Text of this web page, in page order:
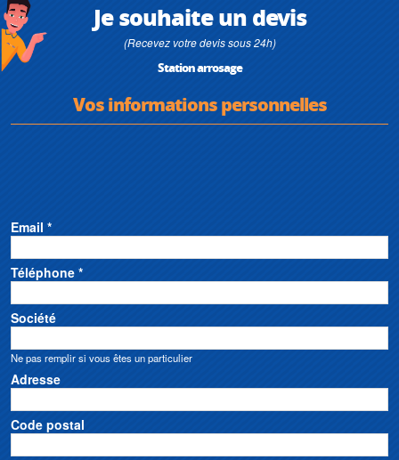
Je souhaite un devis
(Recevez votre devis sous 24h)
Station arrosage
Vos informations personnelles
Email *
Téléphone *
Société
Ne pas remplir si vous êtes un particulier
Adresse
Code postal